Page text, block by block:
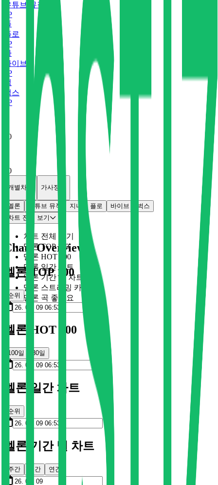
유튜브 뮤직
P
플
플로
P
바
바이브
P
벅
벅스
P
0
0
개별차트 가사정보
멜론 유튜브 뮤직 지니 플로 바이브
벅스
차트 전체 보기
차트 전체 보기
멜론 TOP 100
멜론 HOT 100
멜론 일간 차트
멜론 기간 별 차트
멜론 스트리밍 카드
멜론 곡 좋아요
Chart Overview
멜론 TOP 100
순위
멜론 HOT 100
100일 30일
멜론 일간 차트
순위
멜론 기간 별 차트
주간 월간 연간